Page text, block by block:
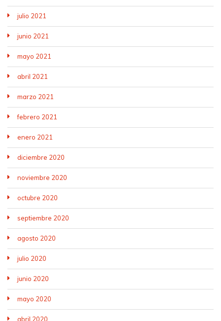
julio 2021
junio 2021
mayo 2021
abril 2021
marzo 2021
febrero 2021
enero 2021
diciembre 2020
noviembre 2020
octubre 2020
septiembre 2020
agosto 2020
julio 2020
junio 2020
mayo 2020
abril 2020